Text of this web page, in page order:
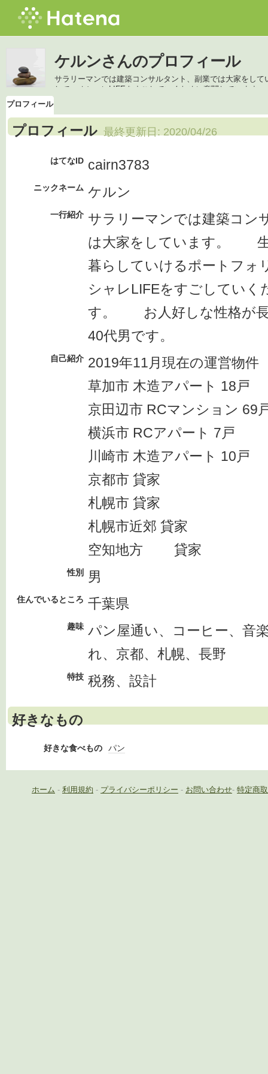
ケルンさんのプロフィール
サラリーマンでは建築コンサルタント、副業では大家を
して、オシャレLIFEをすごしていくために奮闘していま
プロフィール
プロフィール 最終更新日: 2020/04/26
はてなID cairn3783
ニックネーム ケルン
一行紹介 サラリーマンでは建築コン
は大家をしています。 生
暮らしていけるポートフォ
シャレLIFEをすごしていく
す。 お人好しな性格が長
40代男です。
自己紹介 2019年11月現在の運営物件
草加市 木造アパート 18戸
京田辺市 RCマンション 69
横浜市 RCアパート 7戸
川崎市 木造アパート 10戸
京都市 貸家
札幌市 貸家
札幌市近郊 貸家
空知地方 貸家
性別 男
住んでいるところ 千葉県
趣味 パン屋通い、コーヒー、音
れ、京都、札幌、長野
特技 税務、設計
好きなもの
好きな食べもの パン
ホーム - 利用規約 - プライバシーポリシー - お問い合わせ- 特定商